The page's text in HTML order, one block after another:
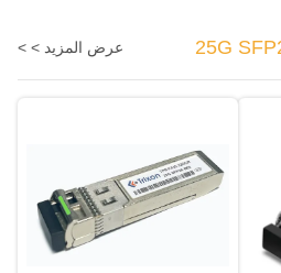
عرض المزيد > >